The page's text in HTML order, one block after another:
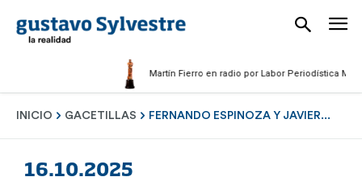
Martín Fierro en radio por Labor Periodística Masculina
INICIO GACETILLAS FERNANDO ESPINOZA Y JAVIER...
16.10.2025